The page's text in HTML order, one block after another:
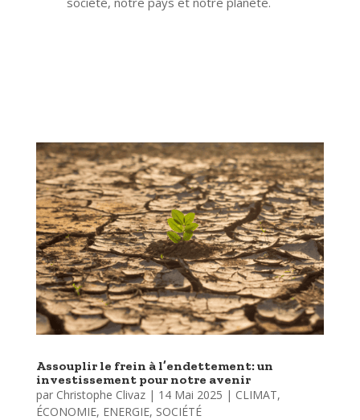
Assouplir le frein à l’endettement: un
investissement pour notre avenir
par Christophe Clivaz| 14 Mai 2025 | CLIMAT,
ÉCONOMIE, ENERGIE, SOCIÉTÉ